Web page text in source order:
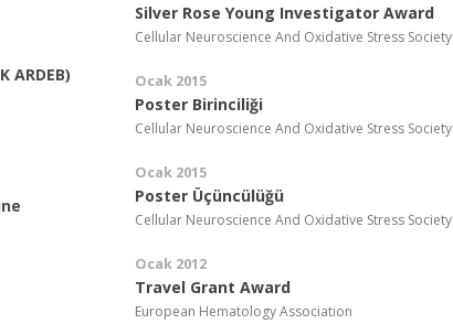
ARDEB)
Silver Rose Young Investigator Award
Cellular Neuroscience And Oxidative Stress Society
Ocak 2015
Poster Birinciliği
Cellular Neuroscience And Oxidative Stress Society
Ocak 2015
Poster Üçüncülüğü
Cellular Neuroscience And Oxidative Stress Society
Ocak 2012
Travel Grant Award
European Hematology Association